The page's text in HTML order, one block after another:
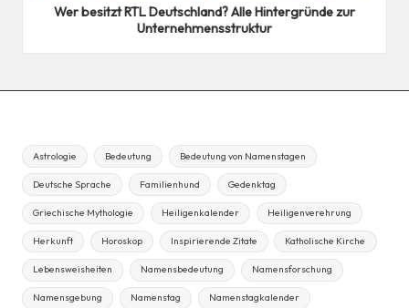
Wer besitzt RTL Deutschland? Alle Hintergründe zur
Unternehmensstruktur
Astrologie Bedeutung Bedeutung von Namenstagen
Deutsche Sprache Familienhund Gedenktag
Griechische Mythologie Heiligenkalender Heiligenverehrung
Herkunft Horoskop Inspirierende Zitate Katholische Kirche
Lebensweisheiten Namensbedeutung Namensforschung
Namensgebung Namenstag Namenstagkalender